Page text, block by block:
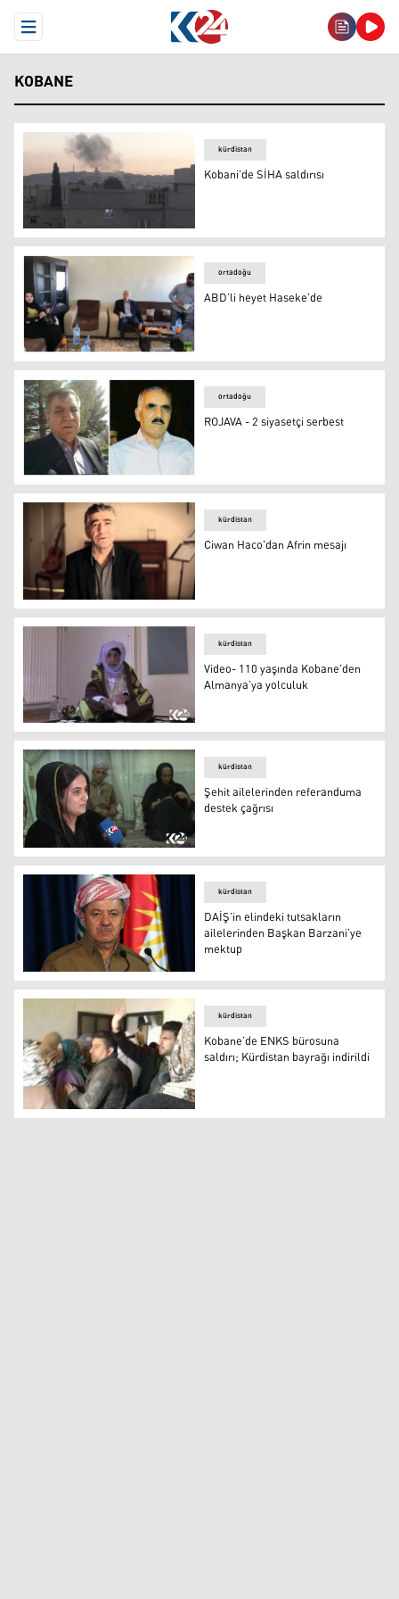
Open Menu
KOBANE
Kobani’de SİHA saldırısı
kürdistan
Kobani’de SİHA saldırısı
ABD’li heyet Haseke’de
ortadoğu
ABD’li heyet Haseke’de
ROJAVA - 2 siyasetçi serbest
ortadoğu
ROJAVA - 2 siyasetçi serbest
Ciwan Haco'dan Afrin mesajı
kürdistan
Ciwan Haco'dan Afrin mesajı
Video- 110 yaşında Kobane’den Almanya’ya yolculuk
kürdistan
Video- 110 yaşında Kobane’den
Almanya’ya yolculuk
Şehit ailelerinden referanduma destek çağrısı
kürdistan
Şehit ailelerinden referanduma
destek çağrısı
DAİŞ’in elindeki tutsakların ailelerinden Başkan
kürdistan
DAİŞ’in elindeki tutsakların
ailelerinden Başkan Barzani’ye
mektup
Kobane’de ENKS bürosuna saldırı; Kürdistan bayrağı
kürdistan
Kobane’de ENKS bürosuna
saldırı; Kürdistan bayrağı indirildi